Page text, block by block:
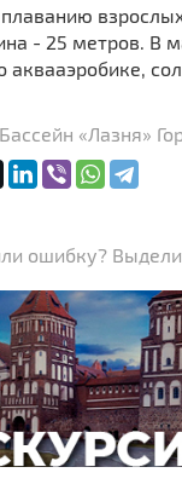
- 25 метров. В
аквааэробике,
«Лазня»
ошибку?